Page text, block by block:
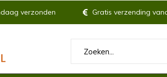
verzonden Gratis verzending